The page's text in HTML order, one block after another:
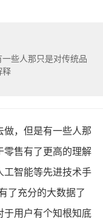
些人那只是对传统品
释
做，但是有一些人那
零售有了更高的理解
工智能等先进技术手
了充分的大数据了
于用户有个知根知底